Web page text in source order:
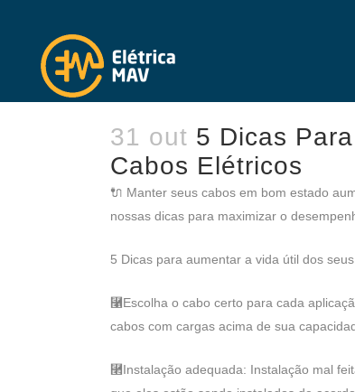
31 out 5 Dicas
Cabos Elétricos
🔌 Manter seus cabos em bom estado
nossas dicas para maximizar o
5 Dicas para aumentar a vida útil dos
⿡Escolha o cabo certo para cada
cabos com cargas acima de sua
⿢Instalação adequada: Instalação mal